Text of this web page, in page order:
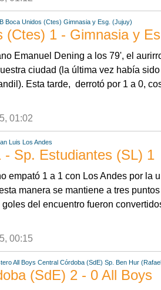
Boca Unidos (Ctes) Gimnasia y Esg. (Jujuy)
(Ctes) 1 - Gimnasia y
Emanuel Dening a los 79', el
ciudad (la última vez había
Esta tarde, derrotó por 1 a 0,
01:02
Luis Los Andes
- Sp. Estudiantes (SL) 1
empató 1 a 1 con Los Andes por la
manera se mantiene a tres
goles del encuentro fueron
00:15
All Boys Central Córdoba (SdE) Sp. Ben Hur
(SdE) 2 - 0 All Boys